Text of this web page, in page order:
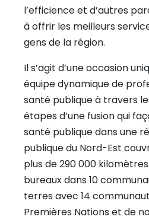
l’efficience et d’autres
à offrir les meilleurs
gens de la région.
Il s’agit d’une occasion
équipe dynamique de
santé publique à travers
étapes d’une fusion qui
santé publique dans une
publique du Nord-Est
plus de 290 000
bureaux dans 10
terres avec 14
Premières Nations et de